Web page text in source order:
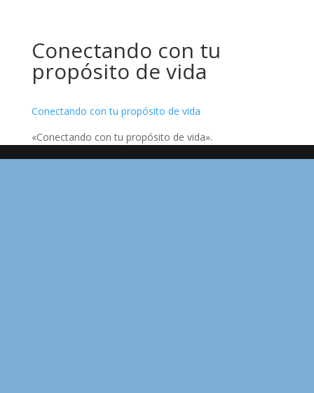
Conectando con tu
propósito de vida
Conectando con tu propósito de vida
«Conectando con tu propósito de vida».